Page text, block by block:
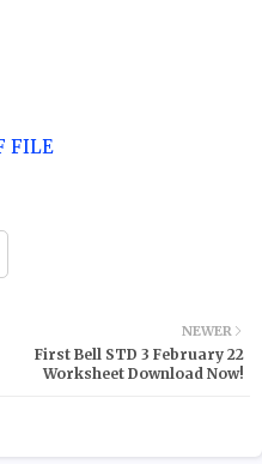
FILE
NEWER
First Bell STD 3 February 22
Worksheet Download Now!